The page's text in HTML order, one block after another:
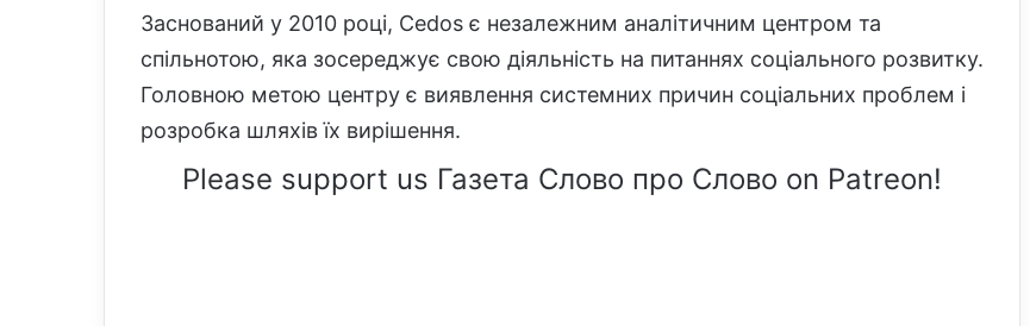
Заснований у 2010 році, Cedos є незалежним аналітичним центром та
спільнотою, яка зосереджує свою діяльність на питаннях соціального розвитку.
Головною метою центру є виявлення системних причин соціальних проблем і
розробка шляхів їх вирішення.
Please support us Газета Слово про Слово on Patreon!